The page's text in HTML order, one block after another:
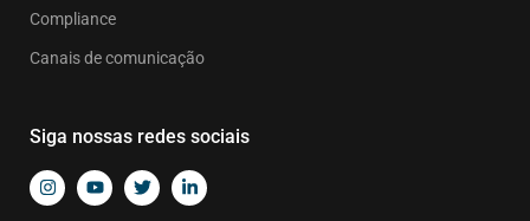
Compliance
Canais de comunicação
Siga nossas redes sociais